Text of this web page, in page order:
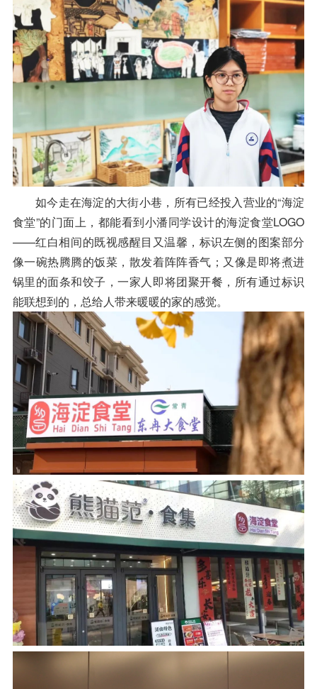
如今走在海淀的大街小巷，所有已经投入营业的“海淀
食堂”的门面上，都能看到小潘同学设计的海淀食堂LOGO
——红白相间的既视感醒目又温馨，标识左侧的图案部分
像一碗热腾腾的饭菜，散发着阵阵香气；又像是即将煮进
锅里的面条和饺子，一家人即将团聚开餐，所有通过标识
能联想到的，总给人带来暖暖的家的感觉。